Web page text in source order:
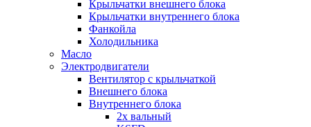
Крыльчатки внешнего блока
Крыльчатки внутреннего блока
Фанкойла
Холодильника
Масло
Электродвигатели
Вентилятор с крыльчаткой
Внешнего блока
Внутреннего блока
2х вальный